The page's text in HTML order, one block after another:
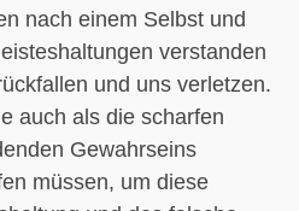
nach einem Selbst und
verstanden
und uns verletzen.
auch als die scharfen
Gewahrseins
müssen, um diese